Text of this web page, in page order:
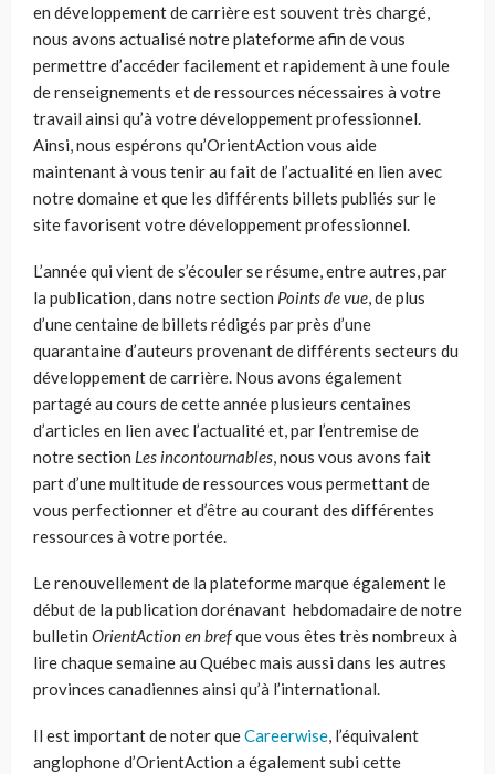
en développement de carrière est souvent très chargé,
nous avons actualisé notre plateforme afin de vous
permettre d’accéder facilement et rapidement à une foule
de renseignements et de ressources nécessaires à votre
travail ainsi qu’à votre développement professionnel.
Ainsi, nous espérons qu’OrientAction vous aide
maintenant à vous tenir au faitde l’actualité en lien avec
notre domaine et que les différents billets publiés sur le
site favorisent votre développement professionnel.
L’année qui vient de s’écouler se résume, entre autres, par
la publication, dans notre section Points de vue, de plus
d’une centaine de billets rédigés par près d’une
quarantaine d’auteurs provenant de différents secteurs du
développement de carrière. Nous avons également
partagé au cours de cette année plusieurs centaines
d’articles en lien avec l’actualité et, par l’entremise de
notre section Les incontournables, nous vous avons fait
part d’une multitude de ressources vous permettant de
vous perfectionner et d’être au courant des différentes
ressources à votre portée.
Le renouvellement de la plateforme marque également le
début de la publication dorénavant hebdomadairede notre
bulletin OrientActionen brefque vous êtes très nombreux à
lire chaque semaine au Québec mais aussi dans les autres
provinces canadiennes ainsi qu’à l’international.
Il est important de noter queCareerwise, l’équivalent
anglophone d’OrientAction a également subi cette